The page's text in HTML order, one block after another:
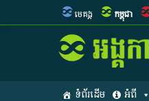
មេគង្គ កម្ពុជា
ទំព័រដើម អំពី